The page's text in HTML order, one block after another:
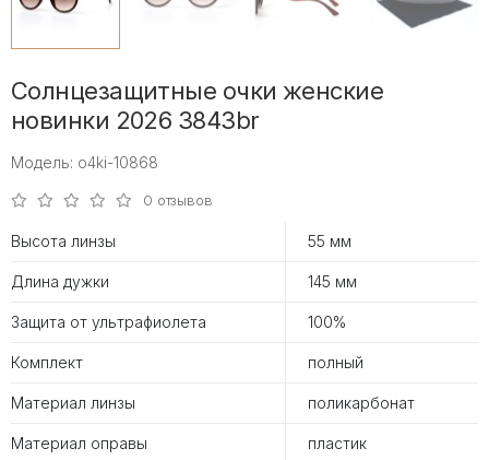
Солнцезащитные очки женские
новинки 2026 3843br
Модель: o4ki-10868
0 отзывов
Высота линзы 55 мм
Длина дужки 145 мм
Защита от ультрафиолета 100%
Комплект полный
Материал линзы поликарбонат
Материал оправы пластик